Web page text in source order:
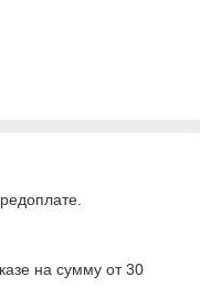
на сумму от 30